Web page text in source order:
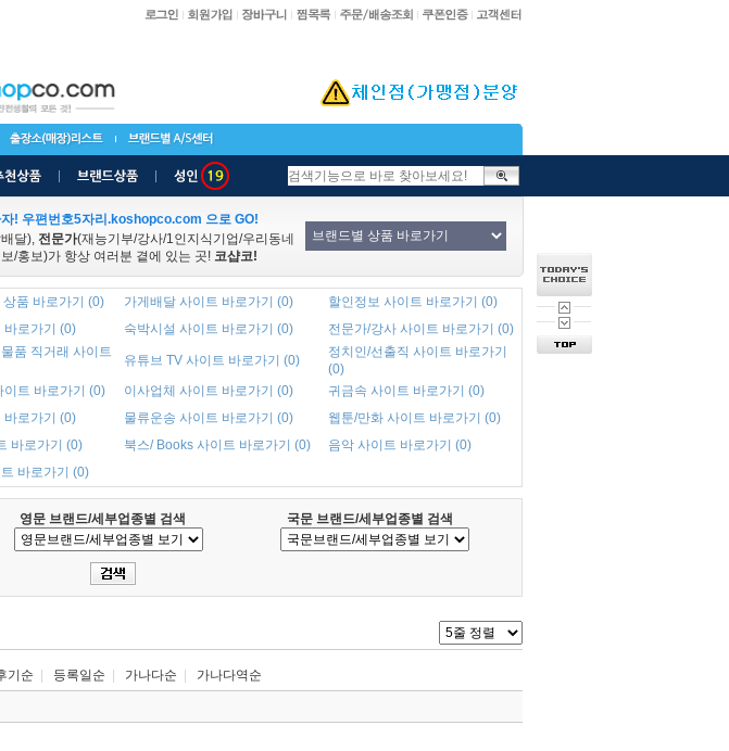
! 우편번호5자리.koshopco.com 으로 GO!
달), 전문가(재능기부/강사/1인지식기업/우리동네
/홍보)가 항상 여러분 곁에 있는 곳! 코샵코!
품 바로가기 (0) 가게배달 사이트 바로가기 (0)
할인정보 사이트 바로가기 (0)
바로가기 (0) 숙박시설 사이트 바로가기 (0)
전문가/강사 사이트 바로가기 (0)
품 직거래 사이트
유튜브 TV 사이트 바로가기 (0)
정치인/선출직 사이트 바로가기
(0)
이트 바로가기 (0) 이사업체 사이트 바로가기 (0)
귀금속 사이트 바로가기 (0)
바로가기 (0) 물류운송 사이트 바로가기 (0)
웹툰/만화 사이트 바로가기 (0)
바로가기 (0) 북스/ Books 사이트 바로가기 (0)
음악 사이트 바로가기 (0)
바로가기 (0)
영문 브랜드/세부업종별 검색
국문 브랜드/세부업종별 검색
기순 등록일순 가나다순 가나다역순